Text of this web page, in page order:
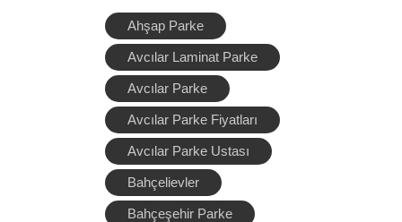
Ahşap Parke
Avcılar Laminat Parke
Avcılar Parke
Avcılar Parke Fiyatları
Avcılar Parke Ustası
Bahçelievler
Bahçeşehir Parke